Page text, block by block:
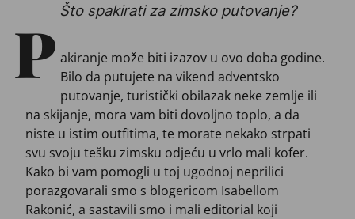
Što spakirati za zimsko putovanje?
P akiranje može biti izazov u ovo doba godine.
Bilo da putujete na vikend adventsko
putovanje, turistički obilazak neke zemlje ili
na skijanje, mora vam biti dovoljno toplo, a da
niste u istim outfitima, te morate nekako strpati
svu svoju tešku zimsku odjeću u vrlo mali kofer.
Kako bi vam pomogli u toj ugodnoj neprilici
porazgovarali smo s blogericom Isabellom
Rakonić, a sastavili smo i mali editorial koji